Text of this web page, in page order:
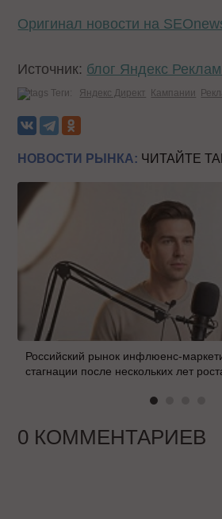
Оригинал новости на
Источник: блог Яндекс
Теги: Яндекс Директ Кампании
НОВОСТИ РЫНКА: ЧИТАЙТЕ
Российский рынок инфлюенс-
стагнации после нескольких лет
0 КОММЕНТАРИЕВ